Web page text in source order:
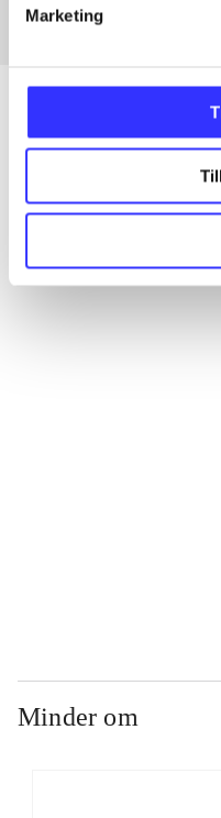
Marketing
Alle registrerede
...
Minder om